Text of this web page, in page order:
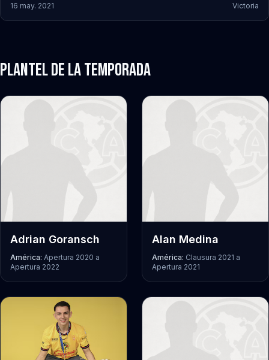
16 may. 2021 Victoria
Plantel de la Temporada
Adrian Goransch
América: Apertura 2020 a
Apertura 2022
Alan Medina
América: Clausura 2021 a
Apertura 2021